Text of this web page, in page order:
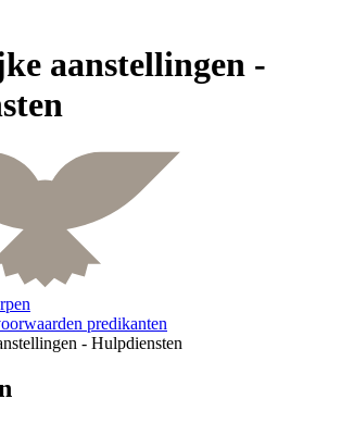
aanstellingen -
predikanten
- Hulpdiensten